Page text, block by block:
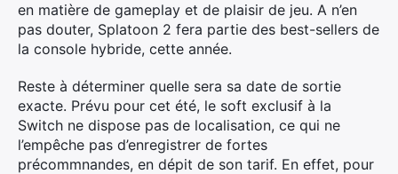
en matière de gameplay et de plaisir de jeu. A n’en
pas douter, Splatoon 2 fera partie des best-sellers de
la console hybride, cette année.
Reste à déterminer quelle sera sa date de sortie
exacte. Prévu pour cet été, le soft exclusif à la
Switch ne dispose pas de localisation, ce qui ne
l’empêche pas d’enregistrer de fortes
précommnandes, en dépit de son tarif. En effet, pour